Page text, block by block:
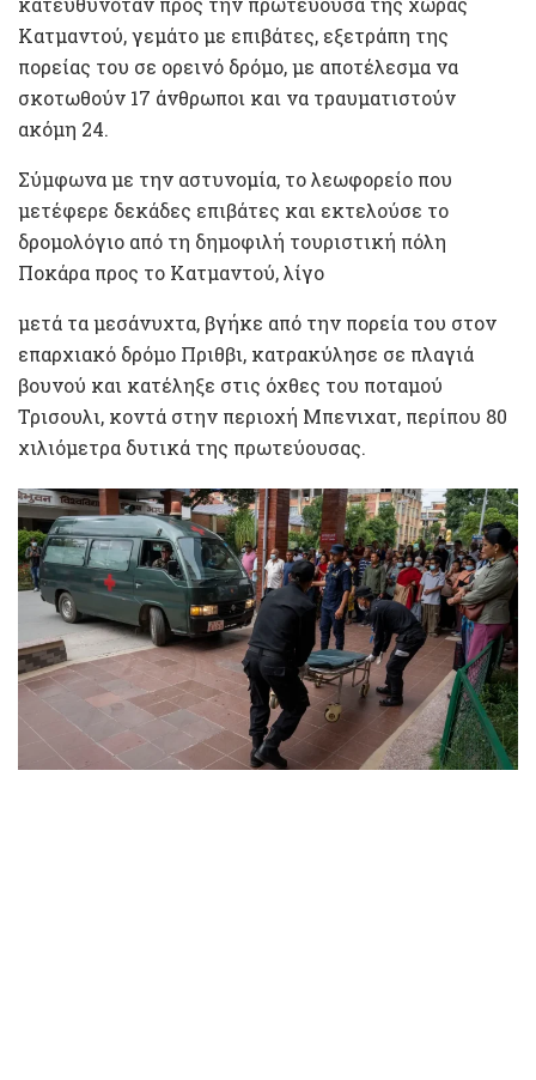
Κατμαντού, γεμάτο με επιβάτες, εξετράπη της
πορείας του σε ορεινό δρόμο, με αποτέλεσμα να
σκοτωθούν 17 άνθρωποι και να τραυματιστούν
ακόμη 24.
Σύμφωνα με την αστυνομία, το λεωφορείο που
μετέφερε δεκάδες επιβάτες και εκτελούσε το
δρομολόγιο από τη δημοφιλή τουριστική πόλη
Ποκάρα προς το Κατμαντού, λίγο
μετά τα μεσάνυχτα, βγήκε από την πορεία του στον
επαρχιακό δρόμο Πριθβι, κατρακύλησε σε πλαγιά
βουνού και κατέληξε στις όχθες του ποταμού
Τρισουλι, κοντά στην περιοχή Μπενιχατ, περίπου 80
χιλιόμετρα δυτικά της πρωτεύουσας.